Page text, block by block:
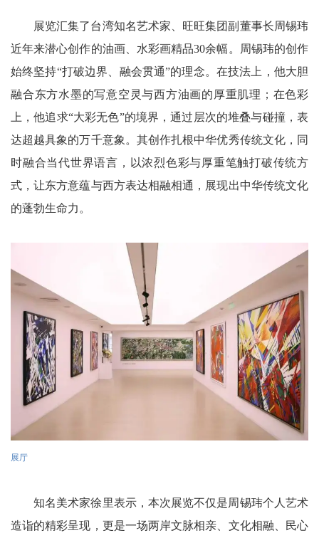
展览汇集了台湾知名艺术家、旺旺集团副董事长周锡玮
近年来潜心创作的油画、水彩画精品30余幅。周锡玮的创作
始终坚持“打破边界、融会贯通”的理念。在技法上，他大胆
融合东方水墨的写意空灵与西方油画的厚重肌理；在色彩
上，他追求“大彩无色”的境界，通过层次的堆叠与碰撞，表
达超越具象的万千意象。其创作扎根中华优秀传统文化，同
时融合当代世界语言，以浓烈色彩与厚重笔触打破传统方
式，让东方意蕴与西方表达相融相通，展现出中华传统文化
的蓬勃生命力。
展厅
知名美术家徐里表示，本次展览不仅是周锡玮个人艺术
造诣的精彩呈现，更是一场两岸文脉相亲、文化相融、民心